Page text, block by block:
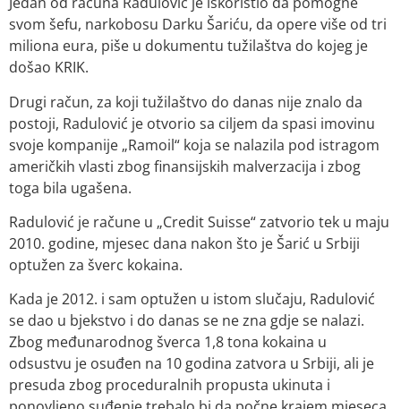
svom šefu, narkobosu Darku Šariću, da opere više od tri
miliona eura, piše u dokumentu tužilaštva do kojeg je
došao KRIK.
Drugi račun, za koji tužilaštvo do danas nije znalo da
postoji, Radulović je otvorio sa ciljem da spasi imovinu
svoje kompanije „Ramoil“ koja se nalazila pod istragom
američkih vlasti zbog finansijskih malverzacija i zbog
toga bila ugašena.
Radulović je račune u „Credit Suisse“ zatvorio tek u maju
2010. godine, mjesec dana nakon što je Šarić u Srbiji
optužen za šverc kokaina.
Kada je 2012. i sam optužen u istom slučaju, Radulović
se dao u bjekstvo i do danas se ne zna gdje se nalazi.
Zbog međunarodnog šverca 1,8 tona kokaina u
odsustvu je osuđen na 10 godina zatvora u Srbiji, ali je
presuda zbog proceduralnih propusta ukinuta i